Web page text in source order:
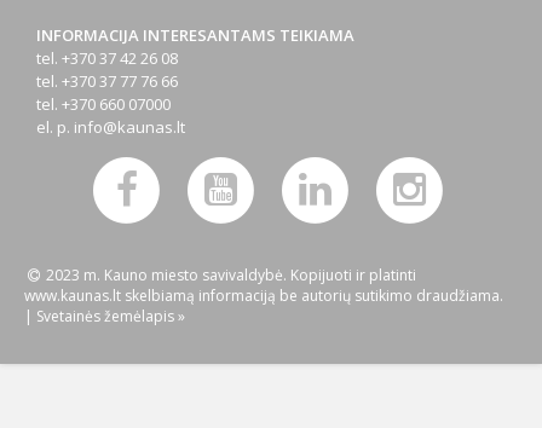
INFORMACIJA INTERESANTAMS TEIKIAMA
tel. +370 37 42 26 08
tel. +370 37 77 76 66
tel. +370 660 07000
el. p. info@kaunas.lt
2023 m. Kauno miesto savivaldybė. Kopijuoti ir platinti
www.kaunas.lt skelbiamą informaciją be autorių sutikimo draudžiama.
| Svetainės žemėlapis »